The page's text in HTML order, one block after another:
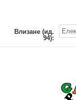
Влизане (ид.
94):